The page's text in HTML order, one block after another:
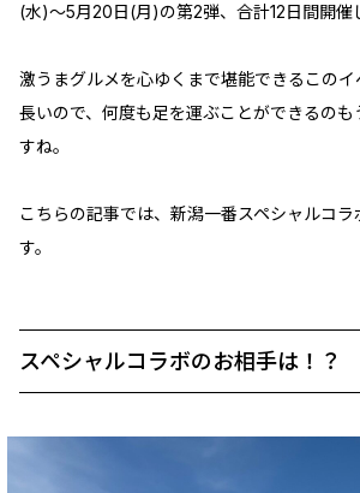
(水)～5月20日(月)の第2弾、合計12日間開催
激うまグルメを心ゆくまで堪能できるこの
長いので、何度も足を運ぶことができるの
すね。
こちらの記事では、新潟一番スペシャルコラ
す。
スペシャルコラボのお相手は！？